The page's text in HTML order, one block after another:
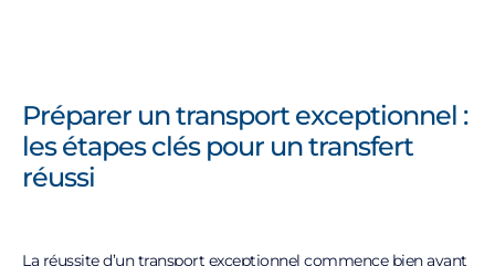
Préparer un transport exceptionnel :
les étapes clés pour un transfert
réussi
La réussite d’un transport exceptionnel commence bien avant